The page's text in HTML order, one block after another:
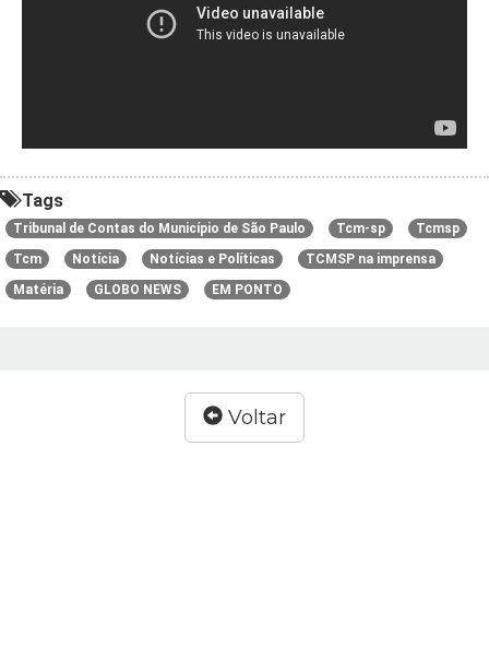
Tags
Tribunal de Contas do Município de São Paulo Tcm-sp
Tcmsp
Tcm
Notícia Notícias e Políticas
TCMSP na imprensa
Matéria
GLOBO NEWS EM PONTO
Voltar